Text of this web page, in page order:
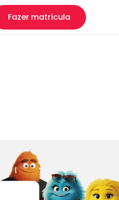
Fazer matrícula